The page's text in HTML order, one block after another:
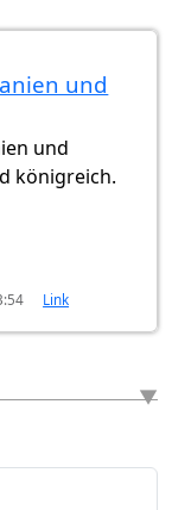
und
und
königreich.
Link